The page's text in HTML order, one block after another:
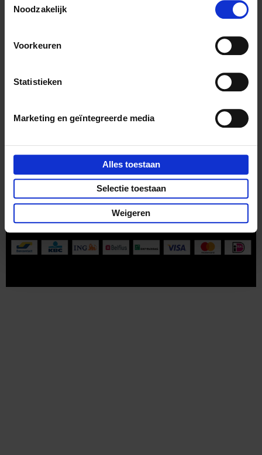
Noodzakelijk
Voorkeuren
Statistieken
Marketing en geïntegreerde media
Alles toestaan
Selectie toestaan
Weigeren
Customer service
Privacy & cookies
Algemene voorwaarden
Part ofLannoo Publishing Group
Alle prijzen zijn inclusief btw.